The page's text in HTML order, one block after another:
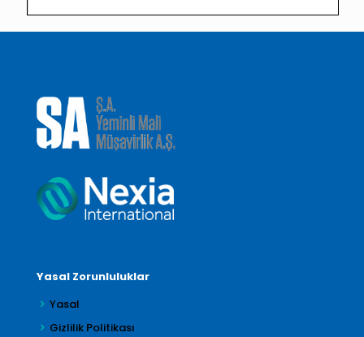
Yasal Zorunluluklar
Yasal
Gizlilik Politikası